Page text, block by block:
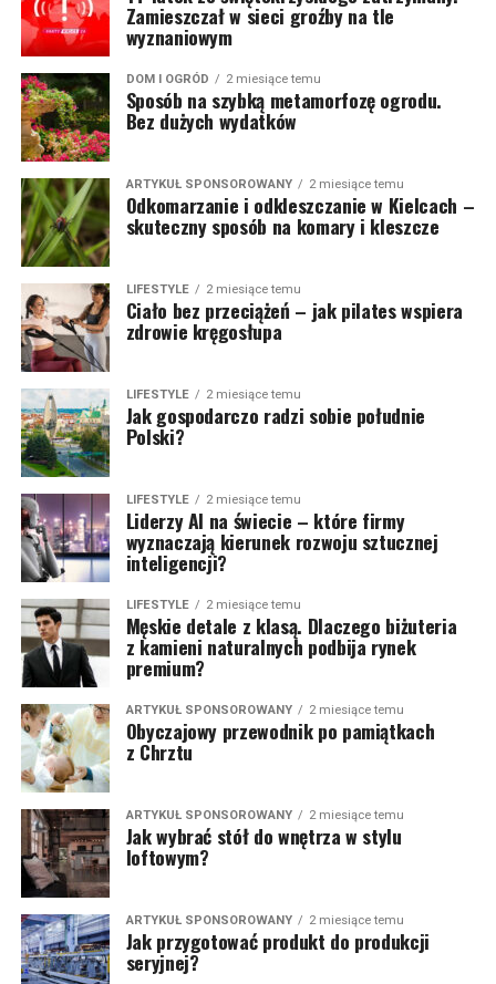
Zamieszczał w sieci groźby na tle
wyznaniowym
DOM I OGRÓD 2 miesiące temu
Sposób na szybką metamorfozę ogrodu.
Bez dużych wydatków
ARTYKUŁ SPONSOROWANY 2 miesiące temu
Odkomarzanie i odkleszczanie w Kielcach –
skuteczny sposób na komary i kleszcze
LIFESTYLE 2 miesiące temu
Ciało bez przeciążeń – jak pilates wspiera
zdrowie kręgosłupa
LIFESTYLE 2 miesiące temu
Jak gospodarczo radzi sobie południe
Polski?
LIFESTYLE 2 miesiące temu
Liderzy AI na świecie – które firmy
wyznaczają kierunek rozwoju sztucznej
inteligencji?
LIFESTYLE 2 miesiące temu
Męskie detale z klasą. Dlaczego biżuteria
z kamieni naturalnych podbija rynek
premium?
ARTYKUŁ SPONSOROWANY 2 miesiące temu
Obyczajowy przewodnik po pamiątkach
z Chrztu
ARTYKUŁ SPONSOROWANY 2 miesiące temu
Jak wybrać stół do wnętrza w stylu
loftowym?
ARTYKUŁ SPONSOROWANY 2 miesiące temu
Jak przygotować produkt do produkcji
seryjnej?